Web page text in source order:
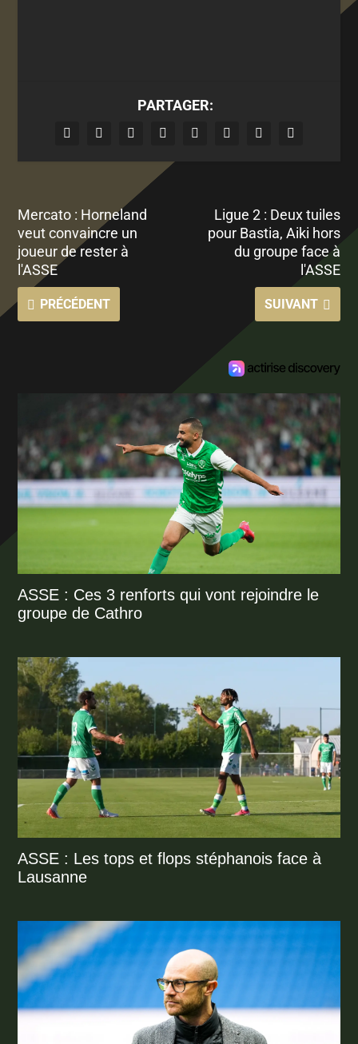
PARTAGER:
Mercato : Horneland
veut convaincre un
joueur de rester à
l'ASSE
PRÉCÉDENT
Ligue 2 : Deux tuiles
pour Bastia, Aiki hors
du groupe face à
l'ASSE
SUIVANT
ASSE : Ces 3 renforts qui vont rejoindre le
groupe de Cathro
ASSE : Les tops et flops stéphanois face à
Lausanne